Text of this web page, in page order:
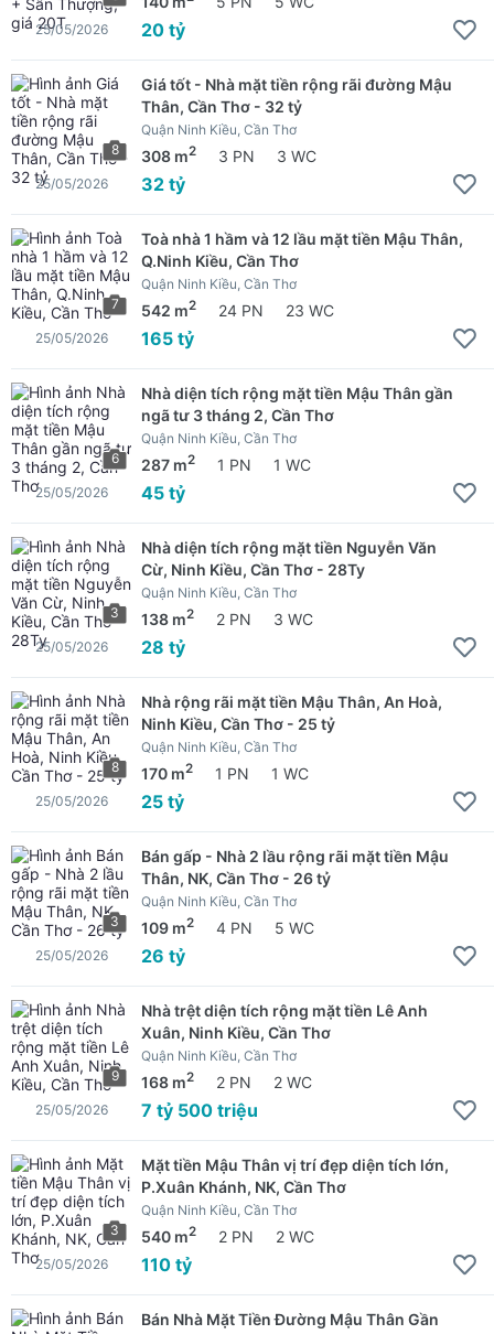
20 tỷ
25/05/2026
8
Giá tốt - Nhà mặt tiền rộng rãi đường Mậu
Thân, Cần Thơ - 32 tỷ
Quận Ninh Kiều, Cần Thơ
308 m2 3 PN 3 WC
32 tỷ
25/05/2026
7
Toà nhà 1 hầm và 12 lầu mặt tiền Mậu Thân,
Q.Ninh Kiều, Cần Thơ
Quận Ninh Kiều, Cần Thơ
542 m2 24 PN 23 WC
165 tỷ
25/05/2026
6
Nhà diện tích rộng mặt tiền Mậu Thân gần
ngã tư 3 tháng 2, Cần Thơ
Quận Ninh Kiều, Cần Thơ
287 m2 1 PN 1 WC
45 tỷ
25/05/2026
3
Nhà diện tích rộng mặt tiền Nguyễn Văn
Cừ, Ninh Kiều, Cần Thơ - 28Ty
Quận Ninh Kiều, Cần Thơ
138 m2 2 PN 3 WC
28 tỷ
25/05/2026
8
Nhà rộng rãi mặt tiền Mậu Thân, An Hoà,
Ninh Kiều, Cần Thơ - 25 tỷ
Quận Ninh Kiều, Cần Thơ
170 m2 1 PN 1 WC
25 tỷ
25/05/2026
3
Bán gấp - Nhà 2 lầu rộng rãi mặt tiền Mậu
Thân, NK, Cần Thơ - 26 tỷ
Quận Ninh Kiều, Cần Thơ
109 m2 4 PN 5 WC
26 tỷ
25/05/2026
9
Nhà trệt diện tích rộng mặt tiền Lê Anh
Xuân, Ninh Kiều, Cần Thơ
Quận Ninh Kiều, Cần Thơ
168 m2 2 PN 2 WC
7 tỷ 500 triệu
25/05/2026
3
Mặt tiền Mậu Thân vị trí đẹp diện tích lớn,
P.Xuân Khánh, NK, Cần Thơ
Quận Ninh Kiều, Cần Thơ
540 m2 2 PN 2 WC
110 tỷ
25/05/2026
Bán Nhà Mặt Tiền Đường Mậu Thân Gần